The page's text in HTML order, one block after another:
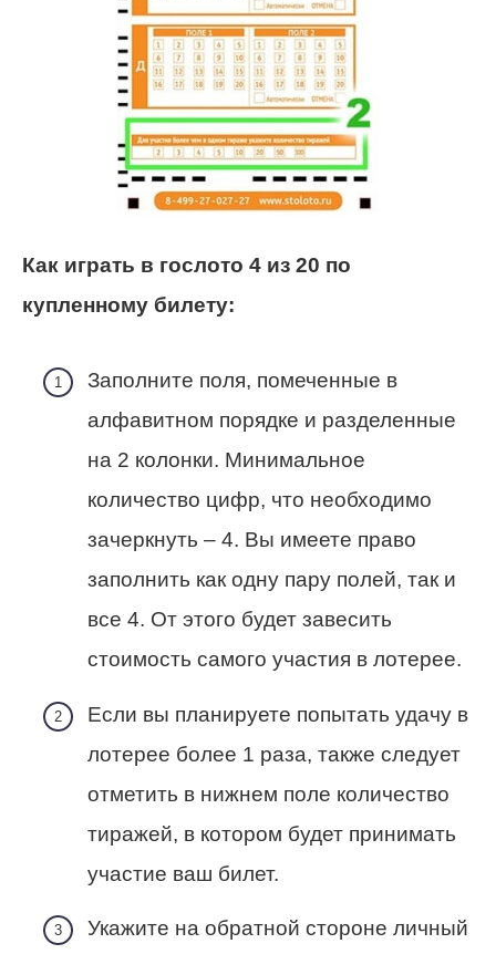
Как играть в гослото 4 из 20 по
купленному билету:
Заполните поля, помеченные в
алфавитном порядке и разделенные
на 2 колонки. Минимальное
количество цифр, что необходимо
зачеркнуть – 4. Вы имеете право
заполнить как одну пару полей, так и
все 4. От этого будет завесить
стоимость самого участия в лотерее.
Если вы планируете попытать удачу в
лотерее более 1 раза, также следует
отметить в нижнем поле количество
тиражей, в котором будет принимать
участие ваш билет.
Укажите на обратной стороне личный